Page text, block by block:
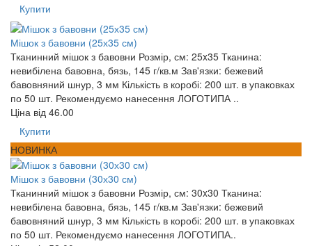
Купити
Мішок з бавовни (25х35 см)
Тканинний мішок з бавовни Розмір, см: 25x35 Тканина:
невибілена бавовна, бязь, 145 г/кв.м Зав'язки: бежевий
бавовняний шнур, 3 мм Кількість в коробі: 200 шт. в упаковках
по 50 шт. Рекомендуємо нанесення ЛОГОТИПА ..
Ціна від 46.00
Купити
НОВИНКА
Мішок з бавовни (30х30 см)
Тканинний мішок з бавовни Розмір, см: 30x30 Тканина:
невибілена бавовна, бязь, 145 г/кв.м Зав'язки: бежевий
бавовняний шнур, 3 мм Кількість в коробі: 200 шт. в упаковках
по 50 шт. Рекомендуємо нанесення ЛОГОТИПА..